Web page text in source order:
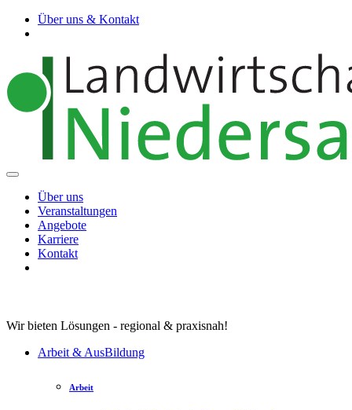
Über uns & Kontakt
Über uns
Veranstaltungen
Angebote
Karriere
Kontakt
Wir bieten Lösungen - regional & praxisnah!
Arbeit & AusBildung
Arbeit